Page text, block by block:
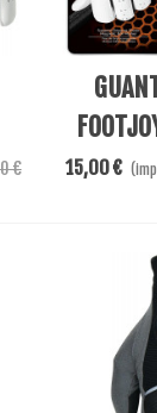
€
Añadir Al
15,00 €